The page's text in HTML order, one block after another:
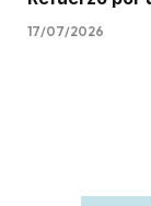
17/07/2026